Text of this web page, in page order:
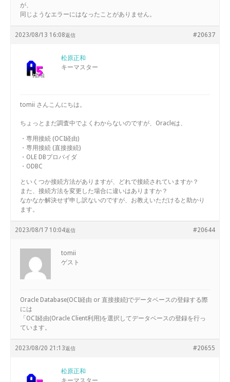
が、
同じようなエラーにはなったことがありません。
2023/08/13 16:08 #20637
返信
松原正和
キーマスター
tomii さんこんにちは。
ちょっとまだ調査中でよくわからないのですが、Oracleは、
・専用接続 (OCI経由)
・専用接続 (直接接続)
・OLE DBプロバイダ
・ODBC
といくつか接続方法がありますが、どれで接続されていますか？
また、接続方法を変更した場合に違いはありますか？
なかなか解決せず申し訳ないのですが、お教えいただけると助かり
ます。
2023/08/17 10:04 #20644
返信
tomii
ゲスト
Oracle Database(OCI経由 or 直接接続)でデータベースの登録する際
には
「OCI経由(Oracle Client利用)を選択してデータベースの登録を行っ
ています。
2023/08/20 21:13 #20655
返信
松原正和
キーマスター